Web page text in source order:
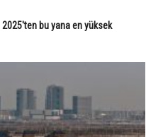
bu yana en yüksek